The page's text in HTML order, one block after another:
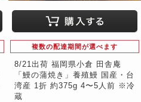
複数の配達期間が選べます
8/21出荷 福岡県小倉 田舎庵
「鰻の蒲焼き」養殖鰻 国産・台
湾産 1折 約375g 4〜5人前 ※冷
蔵